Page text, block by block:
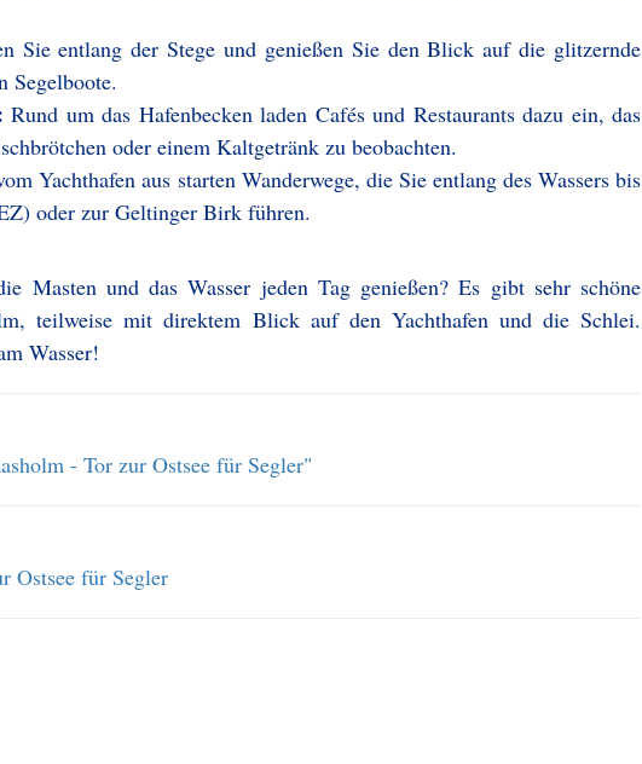
Sie entlang der Stege und genießen Sie den Blick auf die glitzernde
Segelboote.
Rund um das Hafenbecken laden Cafés und Restaurants dazu ein, das
oder einem Kaltgetränk zu beobachten.
Yachthafen aus starten Wanderwege, die Sie entlang des Wassers bis
oder zur Geltinger Birk führen.
Masten und das Wasser jeden Tag genießen? Es gibt sehr schöne
teilweise mit direktem Blick auf den Yachthafen und die Schlei.
Wasser!
- Tor zur Ostsee für Segler"
Ostsee für Segler